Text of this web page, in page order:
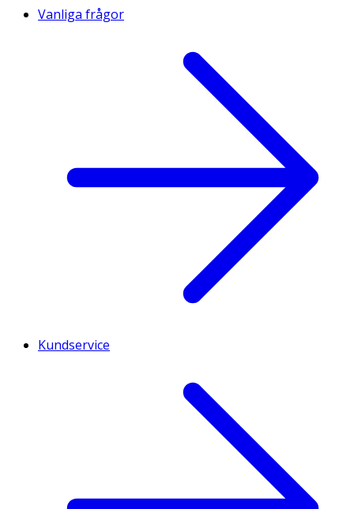
Vanliga frågor
Kundservice